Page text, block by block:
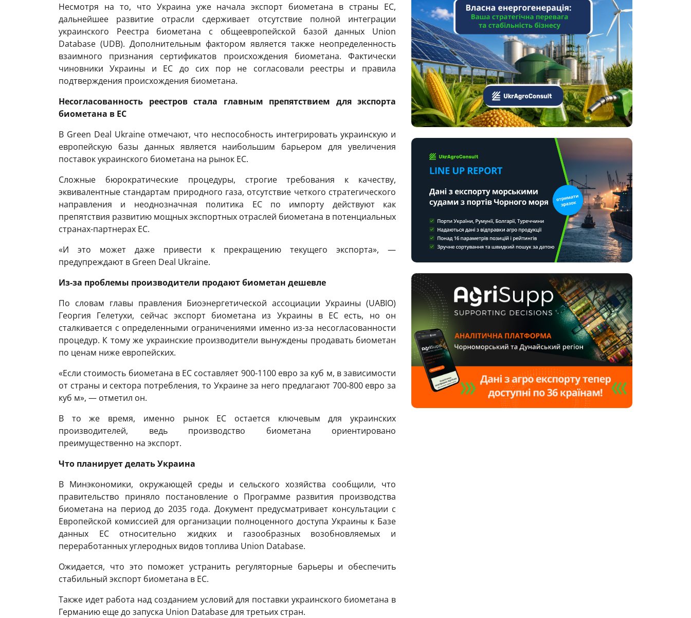
Несмотря на то, что Украина уже начала экспорт биометана в страны ЕС,
дальнейшее развитие отрасли сдерживает отсутствие полной интеграции
украинского Реестра биометана с общеевропейской базой данных Union
Database (UDB). Дополнительным фактором является также неопределенность
взаимного признания сертификатов происхождения биометана. Фактически
чиновники Украины и ЕС до сих пор не согласовали реестры и правила
подтверждения происхождения биометана.
Несогласованность реестров стала главным препятствием для экспорта
биометана в ЕС
В Green Deal Ukraine отмечают, что неспособность интегрировать украинскую и
европейскую базы данных является наибольшим барьером для увеличения
поставок украинского биометана на рынок ЕС.
Сложные бюрократические процедуры, строгие требования к качеству,
эквивалентные стандартам природного газа, отсутствие четкого стратегического
направления и неоднозначная политика ЕС по импорту действуют как
препятствия развитию мощных экспортных отраслей биометана в потенциальных
странах-партнерах ЕС.
«И это может даже привести к прекращению текущего экспорта», —
предупреждают в Green Deal Ukraine.
Из-за проблемы производители продают биометан дешевле
По словам главы правления Биоэнергетической ассоциации Украины (UABIO)
Георгия Гелетухи, сейчас экспорт биометана из Украины в ЕС есть, но он
сталкивается с определенными ограничениями именно из-за несогласованности
процедур. К тому же украинские производители вынуждены продавать биометан
по ценам ниже европейских.
«Если стоимость биометана в ЕС составляет 900-1100 евро за куб м, в зависимости
от страны и сектора потребления, то Украине за него предлагают 700-800 евро за
куб м», — отметил он.
В то же время, именно рынок ЕС остается ключевым для украинских
производителей, ведь производство биометана ориентировано
преимущественно на экспорт.
Что планирует делать Украина
В Минэкономики, окружающей среды и сельского хозяйства сообщили, что
правительство приняло постановление о Программе развития производства
биометана на период до 2035 года. Документ предусматривает консультации с
Европейской комиссией для организации полноценного доступа Украины к Базе
данных ЕС относительно жидких и газообразных возобновляемых и
переработанных углеродных видов топлива Union Database.
Ожидается, что это поможет устранить регуляторные барьеры и обеспечить
стабильный экспорт биометана в ЕС.
Также идет работа над созданием условий для поставки украинского биометана в
Германию еще до запуска Union Database для третьих стран.